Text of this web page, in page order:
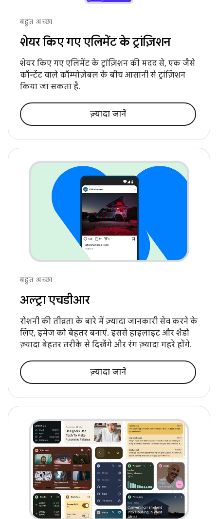
बहुत अच्छा
शेयर किए गए एलिमेंट के ट्रांज़िशन
शेयर किए गए एलिमेंट के ट्रांज़िशन की मदद से, एक जैसे
कॉन्टेंट वाले कॉम्पोज़ेबल के बीच आसानी से ट्रांज़िशन
किया जा सकता है.
ज़्यादा जानें
बहुत अच्छा
अल्ट्रा एचडीआर
रोशनी की तीव्रता के बारे में ज़्यादा जानकारी सेव करने के
लिए, इमेज को बेहतर बनाएं. इससे हाइलाइट और शैडो
ज़्यादा बेहतर तरीके से दिखेंगे और रंग ज़्यादा गहरे होंगे.
ज़्यादा जानें